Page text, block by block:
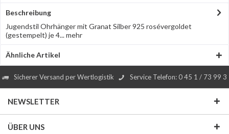
Beschreibung
Jugendstil Ohrhänger mit Granat Silber 925 rosévergoldet
(gestempelt) je 4...mehr
Ähnliche Artikel
Sicherer Versand per Wertlogistik Service Telefon: 0 45 1 / 73 99 3
NEWSLETTER
ÜBER UNS